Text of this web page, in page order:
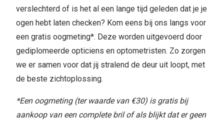
verslechterd of is het al een lange tijd geleden dat je je
ogen hebt laten checken? Kom eens bij ons langs voor
een gratis oogmeting*. Deze worden uitgevoerd door
gediplomeerde opticiens en optometristen. Zo zorgen
we er samen voor dat jij stralend de deur uit loopt, met
de beste zichtoplossing.
*Een oogmeting (ter waarde van €30) is gratis bij
aankoop van een complete bril of als blijkt dat er geen